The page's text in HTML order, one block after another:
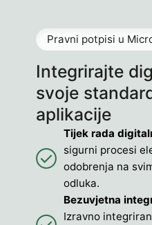
Integrirajte
svoje
aplikacije
Pravni potpisi u
Tijek rada
sigurni procesi
odobrenja na
odluka.
Bezuvjetna
Izravno